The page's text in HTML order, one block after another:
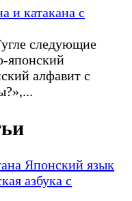
и катакана с
следующие
японский
алфавит с
Японский язык
азбука с